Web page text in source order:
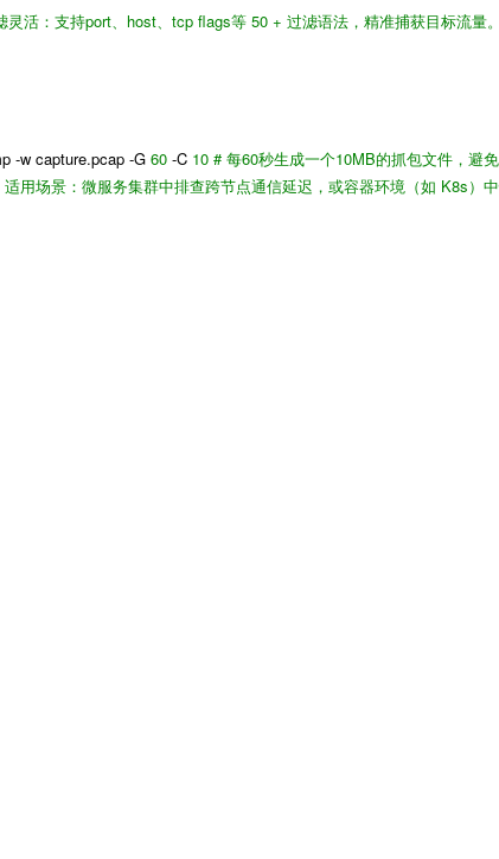
灵活 ：支持port、host、tcp flags等 50 + 过滤语法，精准捕获目标流量
-w capture.pcap -G60 -C 10 # 每60秒生成一个10MB的抓包文件，避
适用场景 ：微服务集群中排查跨节点通信延迟，或容器环境（如 K8s）